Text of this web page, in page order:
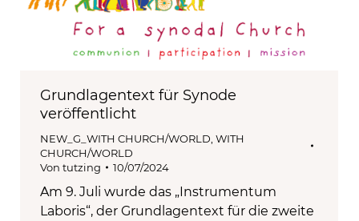
Grundlagentext für Synode
veröffentlicht
NEW_G_WITH CHURCH/WORLD WITH
CHURCH/WORLD
Von tutzing 10/07/2024
Am 9. Juli wurde das „Instrumentum
Laboris“, der Grundlagentext für die zweite